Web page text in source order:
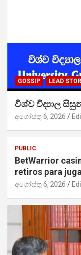
GOSSIP LEAD
විශ්ව විද්‍යාල
අගෝස්තු 6, 2026
PUBLIC
BetWarrior
retiros para
අගෝස්තු 6, 2026